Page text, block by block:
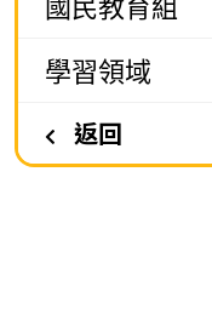
學習領域
返回